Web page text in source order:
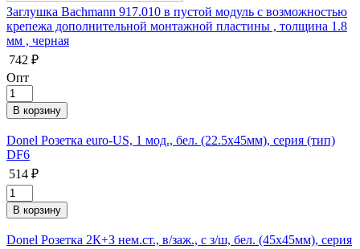
Заглушка Bachmann 917.010 в пустой модуль с возможностью
крепежа дополнительной монтажной пластины , толщина 1.8
мм , черная
742 ₽
Опт
Donel Розетка euro-US, 1 мод., бел. (22.5х45мм), серия (тип)
DF6
514 ₽
Donel Розетка 2К+З нем.ст., в/заж., с з/ш, бел. (45х45мм), серия